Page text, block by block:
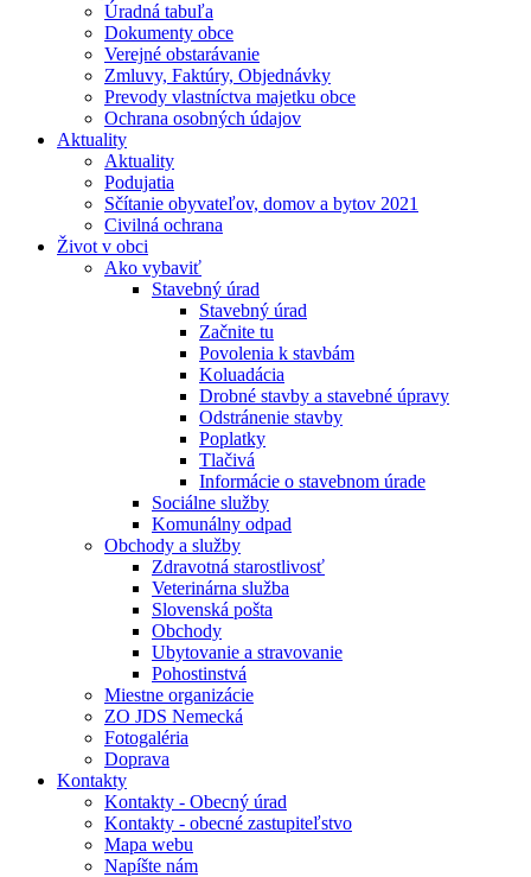
Úradná tabuľa
Dokumenty obce
Verejné obstarávanie
Zmluvy, Faktúry, Objednávky
Prevody vlastníctva majetku obce
Ochrana osobných údajov
Aktuality
Aktuality
Podujatia
Sčítanie obyvateľov, domov a bytov 2021
Civilná ochrana
Život v obci
Ako vybaviť
Stavebný úrad
Stavebný úrad
Začnite tu
Povolenia k stavbám
Koluadácia
Drobné stavby a stavebné úpravy
Odstránenie stavby
Poplatky
Tlačivá
Informácie o stavebnom úrade
Sociálne služby
Komunálny odpad
Obchody a služby
Zdravotná starostlivosť
Veterinárna služba
Slovenská pošta
Obchody
Ubytovanie a stravovanie
Pohostinstvá
Miestne organizácie
ZO JDS Nemecká
Fotogaléria
Doprava
Kontakty
Kontakty - Obecný úrad
Kontakty - obecné zastupiteľstvo
Mapa webu
Napíšte nám